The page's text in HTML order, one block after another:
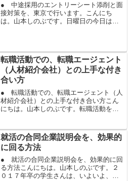
● 中途採用のエントリーシート添削と面
接対策を、東京で行います。こんにち
は。山本しのぶです。日曜日の今日は、
削や面接練習は、土日も行っ...
転職活動での、転職エージェント
（人材紹介会社）との上手な付き
合い方
● 転職活動での、転職エージェント（人
材紹介会社）との上手な付き合い方こん
にちは。山本しのぶです。転職活動を行
もありますね。転職相談にお越し頂くお
客様から、ときどきご相...
就活の合同企業説明会を、効果的
に回る方法
● 就活の合同企業説明会を、効果的に回
る方法こんにちは。山本しのぶです。２
０１７年卒の学生さんは、いよいよ、３